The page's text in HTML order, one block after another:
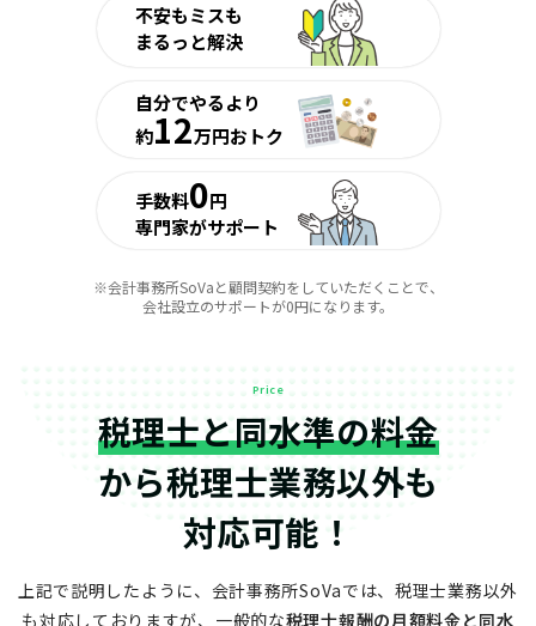
不安もミスも
まるっと解決
自分でやるより
約12万円おトク
手数料0円
専門家がサポート
※会計事務所SoVaと顧問契約をしていただくことで、
会社設立のサポートが0円になります。
Price
税理士と同水準の料金
から税理士業務以外も
対応可能！
上記で説明したように、会計事務所SoVaでは、税理士業務以外
も対応しておりますが、 一般的な税理士報酬の月額料金と同水